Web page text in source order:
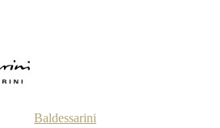
Baldessarini